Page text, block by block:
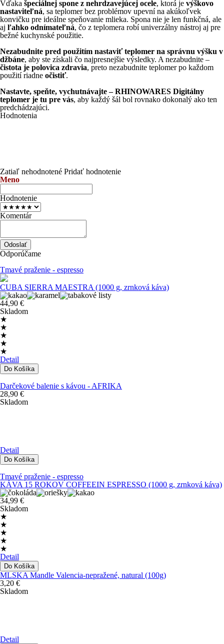
Vďaka špeciálnej spone z nehrdzavejúcej ocele, ktorá je výškovo
nastaviteľná, sa teplomer bez problémov upevní na akúkoľvek
konvičku pre ideálne speňovanie mlieka. Spona nie je len funkčná, ale
aj ľahko odnímateľná, čo z teplomera robí univerzálny nástroj aj pre
bežné kuchynské použitie.
Nezabudnite pred použitím nastaviť teplomer na správnu výšku v
džbáne, aby ste získali čo najpresnejšie výsledky. A nezabudnite –
čistota je polovica zdravia, preto nezabudnite teplomer po každom
použití riadne očistiť.
Nastavte, speňte, vychutnávajte – RHINOWARES Digitálny
teplomer je tu pre vás, aby každý šál bol rovnako dokonalý ako ten
predchádzajúci.
Hodnotenia
Zatiaľ nehodnotené Pridať hodnotenie
Meno
Hodnotenie
Komentár
Odporúčame
Tmavé praženie - espresso
CUBA SIERRA MAESTRA (1000 g, zrnková káva)
44,90 €
Skladom
★
★
★
★
★
Detail
Darčekové balenie s kávou - AFRIKA
28,90 €
Skladom
Detail
Tmavé praženie - espresso
KÁVA 15 ROKOV COFFEEIN ESPRESSO (1000 g, zrnková káva)
34,99 €
Skladom
★
★
★
★
★
Detail
MLSKA Mandle Valencia-nepražené, natural (100g)
3,20 €
Skladom
Detail